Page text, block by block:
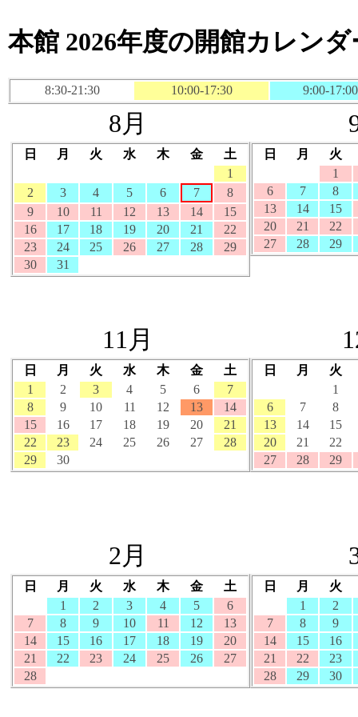
本館 2026年度の開館カレンダ
8:30-21:30 10:00-17:30 9:00-17:00
8月
日 月 火 水 木 金
土
1
2
3 4 5 6 7
8
9
10 11 12 13 14
15
16
17 18 19 20 21
22
23
24 25 26 27 28
29
30
31
日 月
火
1
6
7
8
13
14
15
20
21
22
27
28 29
11月
日 月 火 水 木 金
土
1
2 3 4 5 6
7
8
9 10 11 12 13
14
15
16 17 18 19 20
21
22
23 24 25 26 27
28
29
30
日 月
火
1
6
7
8
13
14
15
20
21
22
27
28 29
2月
日 月 火 水 木 金
土
1
2 3 4 5
6
7
8 9 10 11 12
13
14
15 16 17 18 19
20
21
22 23 24 25 26
27
28
日 月
火
1
2
7
8
9
14
15
16
21
22
23
28
29 30